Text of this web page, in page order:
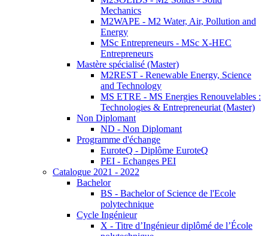
Mechanics
M2WAPE - M2 Water, Air, Pollution and
Energy
MSc Entrepreneurs - MSc X-HEC
Entrepreneurs
Mastère spécialisé (Master)
M2REST - Renewable Energy, Science
and Technology
MS ETRE - MS Energies Renouvelables :
Technologies & Entrepreneuriat (Master)
Non Diplomant
ND - Non Diplomant
Programme d'échange
EuroteQ - Diplôme EuroteQ
PEI - Echanges PEI
Catalogue 2021 - 2022
Bachelor
BS - Bachelor of Science de l'Ecole
polytechnique
Cycle Ingénieur
X - Titre d’Ingénieur diplômé de l’École